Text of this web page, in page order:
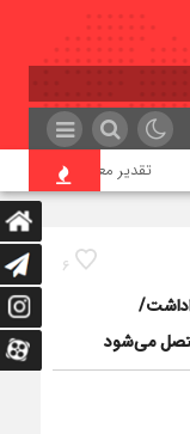
تقدیر معاون اول
6
می‌شود